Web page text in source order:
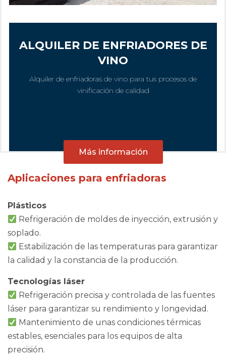
ALQUILER DE ENFRIADORES DE
VINO
Alquiler de enfriadoras de vino para tus procesos de
vinificación de calidad
Más información
Aplicaciones para enfriadoras
Plásticos
Refrigeración de moldes de inyección, extrusión y
soplado.
Estabilización de las temperaturas para garantizar
la calidad y la constancia de la producción.
Tecnologías láser
Refrigeración precisa y controlada de las fuentes
láser para garantizar su rendimiento y longevidad.
Mantenimiento de unas condiciones térmicas
estables, esenciales para los equipos de alta
precisión.